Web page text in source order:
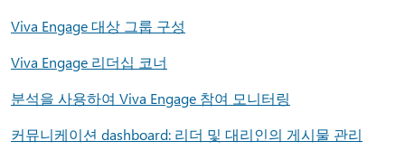
Viva Engage 대상 그룹 구성
Viva Engage 리더십 코너
분석을 사용하여 Viva Engage 참여 모니터링
커뮤니케이션 dashboard: 리더 및 대리인의 게시물 관리